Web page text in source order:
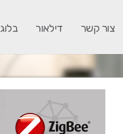
בלוג דילאור צור קשר